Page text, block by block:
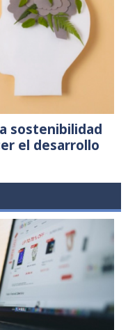
sostenibilidad
el desarrollo